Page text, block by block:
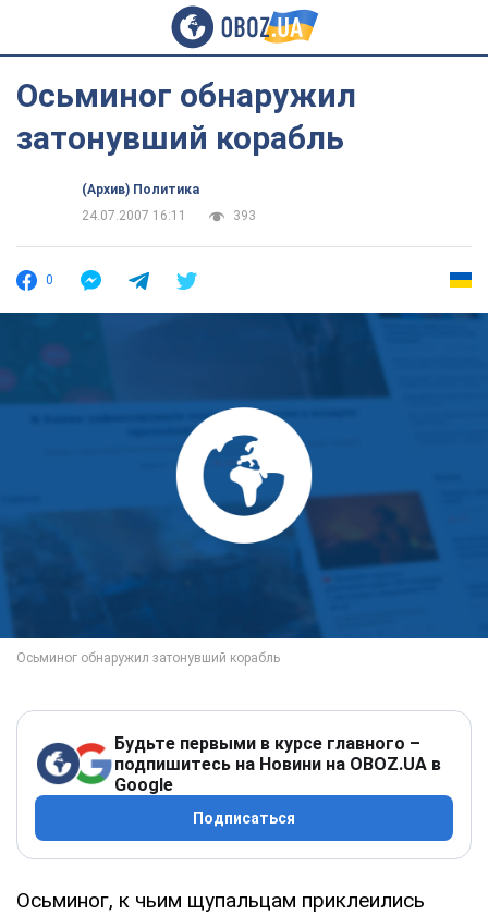
Осьминог обнаружил
затонувший корабль
(Архив) Политика
24.07.2007 16:11
393
0
Будьте первыми в курсе главного –
подпишитесь на Новини на OBOZ.UA в
Google
Подписаться
Осьминог, к чьим щупальцам приклеились